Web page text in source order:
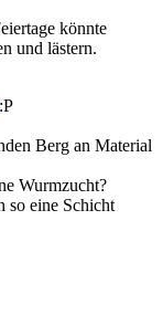
könnte
und lästern.
Berg an Material
Wurmzucht?
so eine Schicht